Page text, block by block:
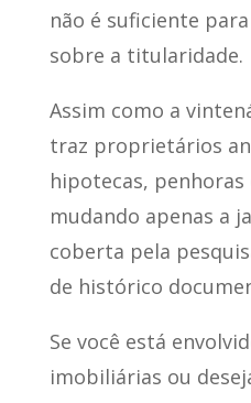
não é suficiente
sobre a titularidade.
Assim como a
traz proprietários
hipotecas, penhoras
mudando apenas a
coberta pela
de histórico
Se você está
imobiliárias ou